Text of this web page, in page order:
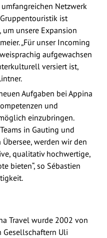
Netzwerk
ist
um unsere Expansion
„Für unser Incoming
aufgewachsen
versiert ist,
Aufgaben bei Appina
und
einzubringen.
in Gauting und
werden wir den
qualitativ hochwertige,
bieten“, so Sébastien
Travel wurde 2002 von
Uli